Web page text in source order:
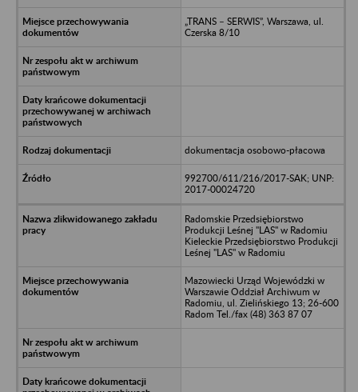
„TRANS – SERWIS”, Warszawa, ul.
Czerska 8/10
dokumentacja osobowo-płacowa
992700/611/216/2017-SAK; UNP:
2017-00024720
Radomskie Przedsiębiorstwo
Produkcji Leśnej "LAS" w Radomiu
Kieleckie Przedsiębiorstwo Produkcji
Leśnej "LAS" w Radomiu
Mazowiecki Urząd Wojewódzki w
Warszawie Oddział Archiwum w
Radomiu, ul. Zielińskiego 13; 26-600
Radom Tel./fax (48) 363 87 07